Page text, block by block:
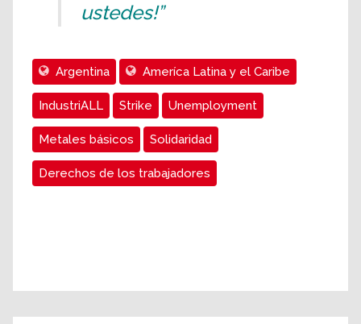
ustedes!”
Argentina Ameríca Latina y el Caribe
IndustriALL Strike Unemployment
Metales básicos Solidaridad
Derechos de los trabajadores